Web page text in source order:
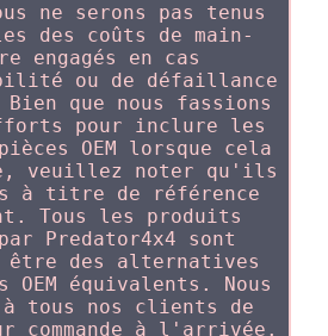
ne serons pas tenus
des coûts de main-
engagés en cas
ou de défaillance
que nous fassions
pour inclure les
OEM lorsque cela
veuillez noter qu'ils
à titre de référence
Tous les produits
Predator4x4 sont
être des alternatives
équivalents. Nous
à tous nos clients de
à l'arrivée.